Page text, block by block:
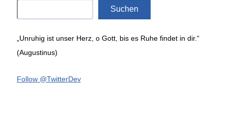
Suchen
„Unruhig ist unser Herz, o Gott, bis es Ruhe findet in dir.“
(Augustinus)
Follow @TwitterDev